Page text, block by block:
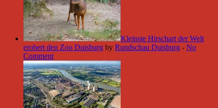
Kleinste Hirschart der Welt
erobert den Zoo Duisburg by Rundschau Duisburg - No
Comment